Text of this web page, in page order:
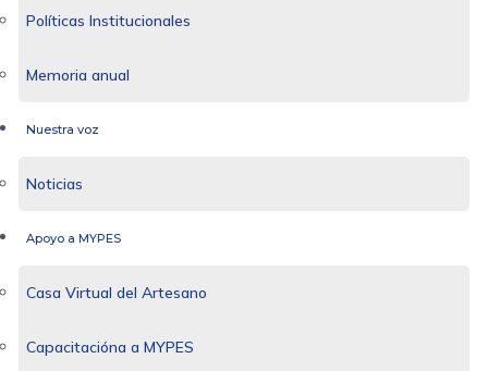
Políticas Institucionales
Memoria anual
Nuestra voz
Noticias
Apoyo a MYPES
Casa Virtual del Artesano
Capacitacióna a MYPES